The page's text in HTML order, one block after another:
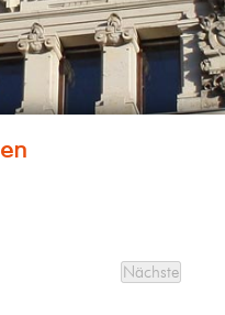
Nächste